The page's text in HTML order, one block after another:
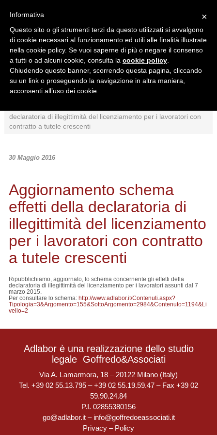
Ricerca in:
Sezione corrente
Tutto il sito
declaratoria di illegittimità del licenziamento per i lavoratori con
contratto a tutele crescenti
30 Maggio 2016
Aggiornamento schema
effetti della declaratoria di
illegittimità del licenziamento
per i lavoratori con contratto
a tutele crescenti
Ripubblichiamo, aggiornato, lo schema concernente gli effetti della
declaratoria di illegittimità del licenziamento per i lavoratori assunti dal 7
marzo 2015.
Per consultare lo schema: http://www.adlabor.it/Contenuti.aspx?
Tipologia=3&Argomento=155&SottoArgomento=2984&Contenuto=1194&Li
vello=2
Adlabor è una realizzazione dello studio
legale Goffredo&Associati
Via A. Lamarmora, 18 – 20122 Milano (Italy)
Tel. +39 02 55.13.795 – +39 02 55.19.59.47 – Fax +39 02
59.90.24.84
P.I. 02855380156
go@adlabor.it– info@goffredoeassociati.it
Privacy – Policy
×
Informativa
Questo sito o gli strumenti terzi da questo utilizzati si avvalgono
di cookie necessari al funzionamento ed utili alle finalità illustrate
nella cookie policy. Se vuoi saperne di più o negare il consenso
a tutti o ad alcuni cookie, consulta la cookie policy
Chiudendo questo banner, scorrendo questa pagina, cliccando
su un link o proseguendo la navigazione in altra maniera,
acconsenti all’uso dei cookie.